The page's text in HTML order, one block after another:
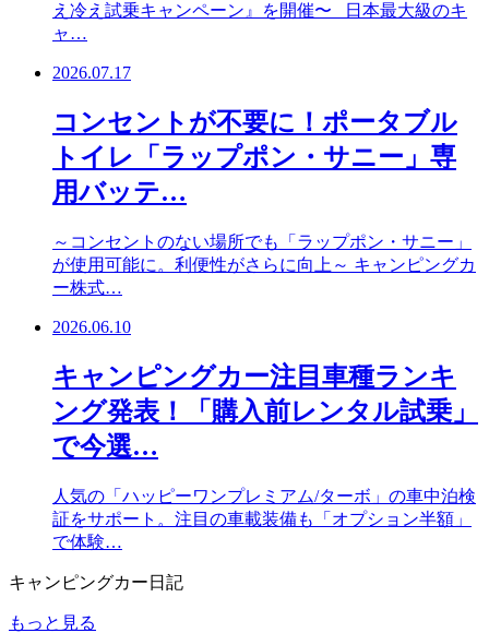
え冷え試乗キャンペーン』を開催〜 日本最大級のキ
ャ…
2026.07.17
コンセントが不要に！ポータブル
トイレ「ラップポン・サニー」専
用バッテ…
～コンセントのない場所でも「ラップポン・サニー」
が使用可能に。利便性がさらに向上～ キャンピングカ
ー株式…
2026.06.10
キャンピングカー注目車種ランキ
ング発表！「購入前レンタル試乗」
で今選…
人気の「ハッピーワンプレミアム/ターボ」の車中泊検
証をサポート。注目の車載装備も「オプション半額」
で体験…
キャンピングカー日記
もっと見る